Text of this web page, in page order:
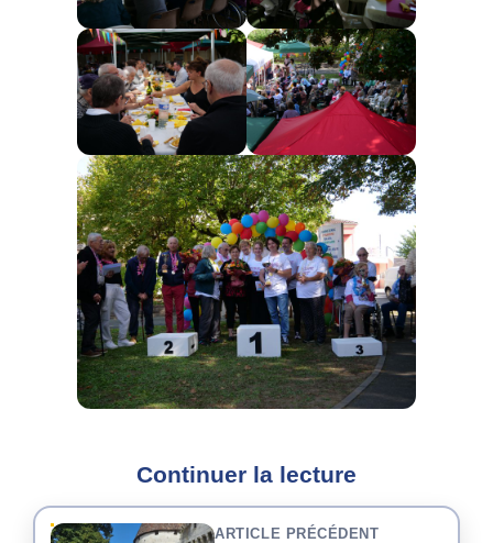
Continuer la lecture
ARTICLE PRÉCÉDENT